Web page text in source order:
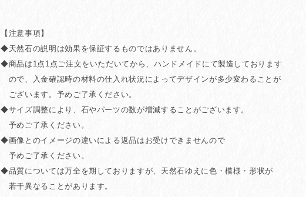
【注意事項】
◆天然石の説明は効果を保証するものではありません。
◆商品は1点1点ご注文をいただいてから、ハンドメイドにて製造しております
ので、入金確認時の材料の仕入れ状況によってデザインが多少変わることが
ございます。予めご了承ください。
◆サイズ調整により、石やパーツの数が増減することがございます。
予めご了承ください。
◆画像とのイメージの違いによる返品はお受けできませんので
予めご了承ください。
◆品質については万全を期しておりますが、天然石ゆえに色・模様・形状が
若干異なることがあります。